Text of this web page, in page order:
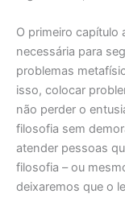
O primeiro capítulo
necessária para
problemas
isso, colocar
não perder o
filosofia sem
atender pessoas
filosofia – ou
deixaremos que o